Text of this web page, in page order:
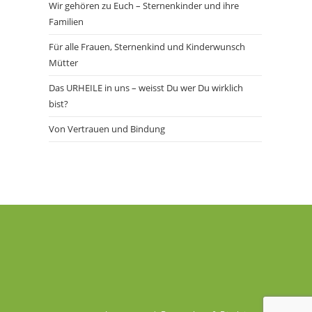
Wir gehören zu Euch – Sternenkinder und ihre
Familien
Für alle Frauen, Sternenkind und Kinderwunsch
Mütter
Das URHEILE in uns – weisst Du wer Du wirklich
bist?
Von Vertrauen und Bindung